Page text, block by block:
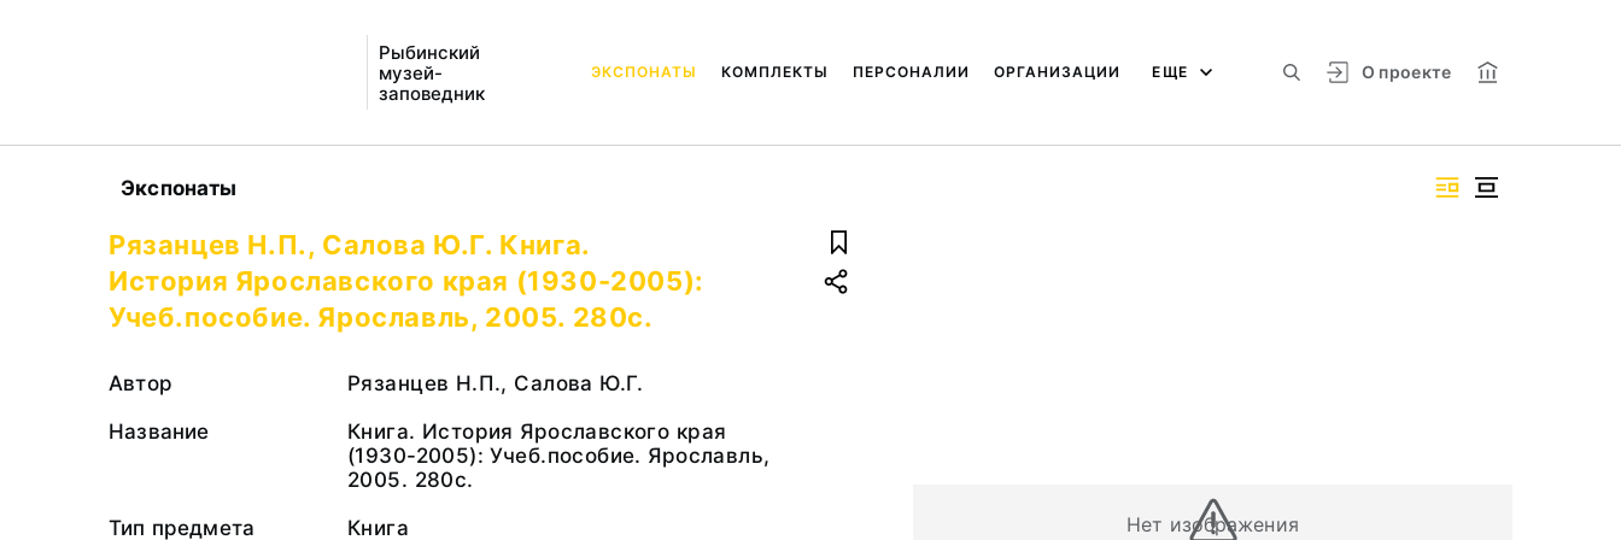
Рыбинский
музей-
заповедник
О проекте
ЭКСПОНАТЫ КОМПЛЕКТЫ ПЕРСОНАЛИИ ОРГАНИЗАЦИИ ЕЩЕ
Экспонаты
Нет изображения
Рязанцев Н.П., Салова Ю.Г. Книга.
История Ярославского края (1930-2005):
Учеб.пособие. Ярославль, 2005. 280с.
Автор
Рязанцев Н.П., Салова Ю.Г.
Название
Книга. История Ярославского края
(1930-2005): Учеб.пособие. Ярославль,
2005. 280с.
Тип предмета
Книга